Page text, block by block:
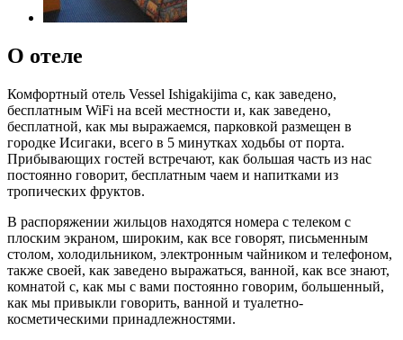
О отеле
Комфортный отель Vessel Ishigakijima с, как заведено,
бесплатным WiFi на всей местности и, как заведено,
бесплатной, как мы выражаемся, парковкой размещен в
городке Исигаки, всего в 5 минутках ходьбы от порта.
Прибывающих гостей встречают, как большая часть из нас
постоянно говорит, бесплатным чаем и напитками из
тропических фруктов.
В распоряжении жильцов находятся номера с телеком с
плоским экраном, широким, как все говорят, письменным
столом, холодильником, электронным чайником и телефоном,
также своей, как заведено выражаться, ванной, как все знают,
комнатой с, как мы с вами постоянно говорим, большенный,
как мы привыкли говорить, ванной и туалетно-
косметическими принадлежностями.